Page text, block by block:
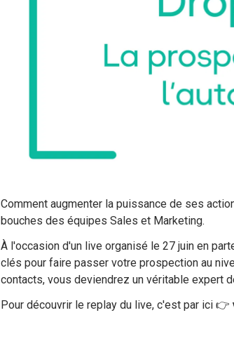
Comment augmenter la puissance de ses
bouches des équipes Sales et Marketing.
À l'occasion d'un live organisé le 27 juin en
clés pour faire passer votre prospection au
contacts, vous deviendrez un véritable expert
Pour découvrir le replay du live, c'est par ici 👉